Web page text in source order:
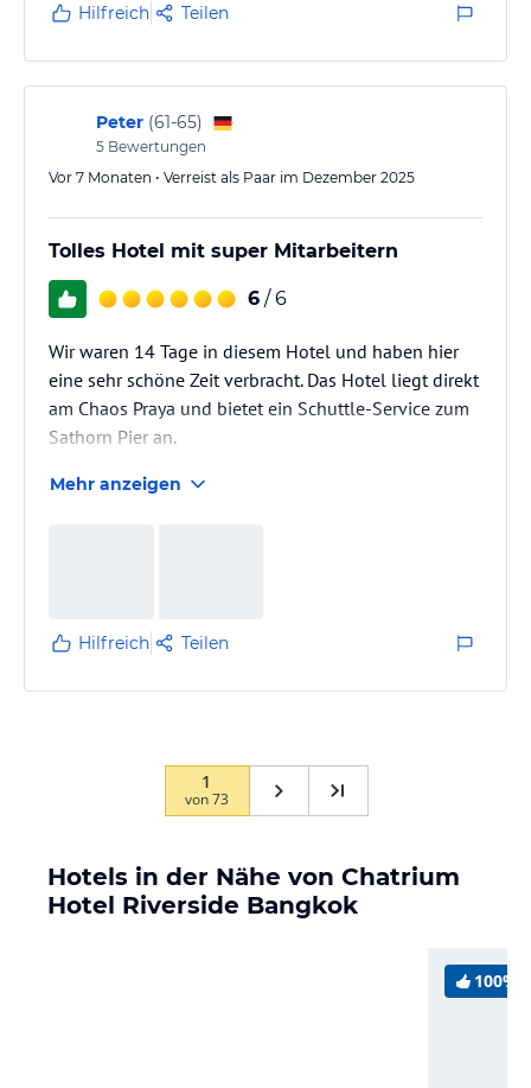
Hilfreich Teilen
Peter (61-65)
5 Bewertungen
Vor 7 Monaten • Verreist als Paar im Dezember 2025
Tolles Hotel mit super Mitarbeitern
6 / 6
Wir waren 14 Tage in diesem Hotel und haben hier
eine sehr schöne Zeit verbracht. Das Hotel liegt direkt
am Chaos Praya und bietet ein Schuttle-Service zum
Sathorn Pier an.
Mehr anzeigen
Hilfreich Teilen
1
von73
Hotels in der Nähe von Chatrium
Hotel Riverside Bangkok
100%